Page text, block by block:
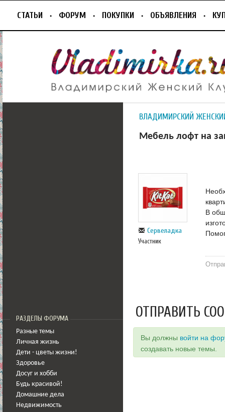
СТАТЬИ ФОРУМ ПОКУПКИ ОБЪЯВЛЕНИЯ
РАЗДЕЛЫ ФОРУМА
Разные темы
Личная жизнь
Дети - цветы жизни!
Здоровье
Досуг и хобби
Будь красивой!
Домашние дела
Недвижимость
ВЛАДИМИРСКИЙ
Мебель лофт на
Сервеладка
Участник
В
ОТПРАВИТЬ
Вы должны войти на
создавать новые темы.